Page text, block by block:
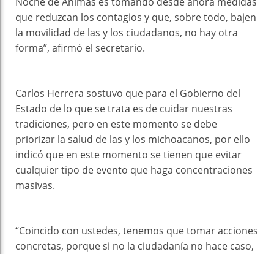
que reduzcan los contagios y que, sobre todo, bajen
la movilidad de las y los ciudadanos, no hay otra
forma”, afirmó el secretario.
Carlos Herrera sostuvo que para el Gobierno del
Estado de lo que se trata es de cuidar nuestras
tradiciones, pero en este momento se debe
priorizar la salud de las y los michoacanos, por ello
indicó que en este momento se tienen que evitar
cualquier tipo de evento que haga concentraciones
masivas.
“Coincido con ustedes, tenemos que tomar acciones
concretas, porque si no la ciudadanía no hace caso,